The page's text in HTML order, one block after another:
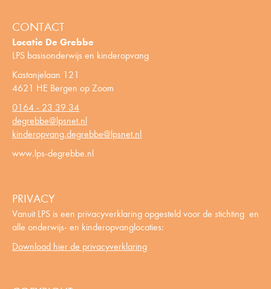
CONTACT
Locatie De Grebbe
LPS basisonderwijs en kinderopvang
Kastanjelaan 121
4621 HE Bergen op Zoom
0164 - 23 39 34
degrebbe@lpsnet.nl
kinderopvang.degrebbe@lpsnet.nl
www.lps-degrebbe.nl
PRIVACY
Vanuit LPS is een privacyverklaring opgesteld voor de stichting en
alle onderwijs- en kinderopvanglocaties:
Download hier de privacyverklaring